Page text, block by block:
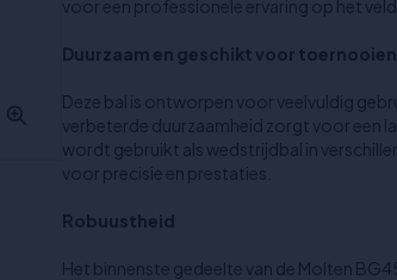
voor een professionele ervaring op het veld.
Duurzaam en geschikt voor toernooien
Deze bal is ontworpen voor veelvuldig
verbeterde duurzaamheid zorgt voor een
wordt gebruikt als wedstrijdbal in
voor precisie en prestaties.
Robuustheid
Het binnenste gedeelte van de Molten